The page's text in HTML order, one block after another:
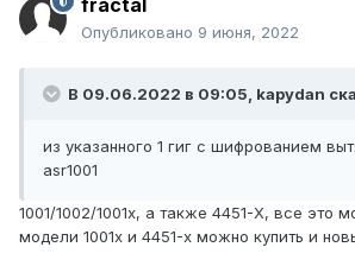
fractal
Опубликовано 9 июня, 2022
В 09.06.2022 в 09:05, kapydan
из указанного 1 гиг с шифрованием
asr1001
1001/1002/1001x, а также 4451-X, все это
модели 1001x и 4451-x можно купить и